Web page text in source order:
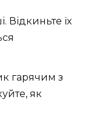
Відкиньте їх
гарячим з
як